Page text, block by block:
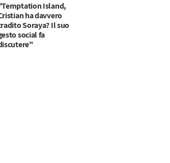
e il ritorno in tv
Island,
ha davvero
Soraya? Il suo
social fa